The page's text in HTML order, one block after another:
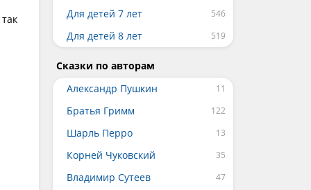
Для детей 7 лет
Для детей 8 лет
Сказки по авторам
Александр Пушкин
Братья Гримм
Шарль Перро
Корней Чуковский
Владимир Сутеев